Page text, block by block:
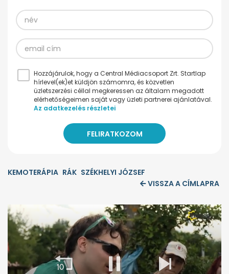
Hozzájárulok, hogy a Central Médiacsoport Zrt. Startlap
hírlevel(ek)et küldjön számomra, és közvetlen
üzletszerzési céllal megkeressen az általam megadott
elérhetőségeimen saját vagy üzleti partnerei ajánlatával.
Az adatkezelés részletei
KEMOTERÁPIA RÁK SZÉKHELYI JÓZSEF
VISSZA A CÍMLAPRA